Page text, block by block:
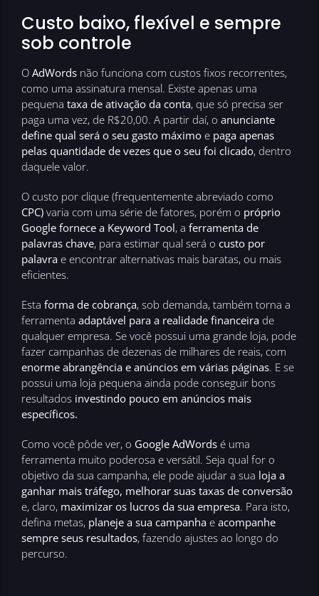
Custo baixo, flexível e sempre
sob controle
O AdWords não funciona com custos fixos recorrentes,
como uma assinatura mensal. Existe apenas uma
pequena taxa de ativação da conta, que só precisa ser
paga uma vez, de R$20,00. A partir daí, o anunciante
define qual será o seu gasto máximo e paga apenas
pelas quantidade de vezes que o seu foi clicado, dentro
daquele valor.
O custo por clique (frequentemente abreviado como
CPC) varia com uma série de fatores, porém o próprio
Google fornece a Keyword Tool, a ferramenta de
palavras chave, para estimar qual será o custo por
palavra e encontrar alternativas mais baratas, ou mais
eficientes.
Esta forma de cobrança, sob demanda, também torna a
ferramenta adaptável para a realidade financeira de
qualquer empresa. Se você possui uma grande loja, pode
fazer campanhas de dezenas de milhares de reais, com
enorme abrangência e anúncios em várias páginas. E se
possui uma loja pequena ainda pode conseguir bons
resultados investindo pouco em anúncios mais
específicos.
Como você pôde ver, o Google AdWords é uma
ferramenta muito poderosa e versátil. Seja qual for o
objetivo da sua campanha, ele pode ajudar a sua loja a
ganhar mais tráfego, melhorar suas taxas de conversão
e, claro, maximizar os lucros da sua empresa. Para isto,
defina metas, planeje a sua campanha e acompanhe
sempre seus resultados, fazendo ajustes ao longo do
percurso.